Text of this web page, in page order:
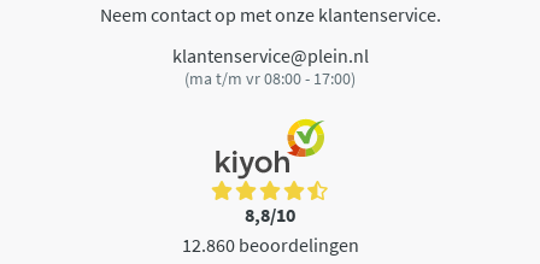
Neem contact op met onze klantenservice.
klantenservice@plein.nl
(ma t/m vr 08:00 - 17:00)
8,8/10
12.860 beoordelingen